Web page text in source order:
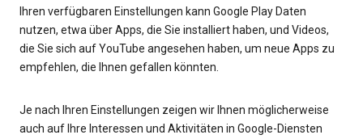
Ihren verfügbaren Einstellungen kann Google Play Daten
nutzen, etwa über Apps, die Sie installiert haben, und Videos,
die Sie sich auf YouTube angesehen haben, um neue Apps zu
empfehlen, die Ihnen gefallen könnten.
Je nach Ihren Einstellungen zeigen wir Ihnen möglicherweise
auch auf Ihre Interessen und Aktivitäten in Google-Diensten